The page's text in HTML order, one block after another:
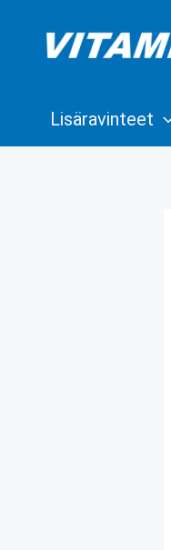
sisältöön
Lisäravinteet